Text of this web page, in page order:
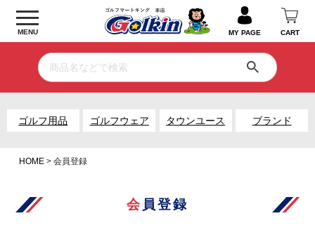
MENU MY PAGE CART
ゴルフ用品 ゴルフウェア タウンユース ブランド
HOME 会員登録
会員登録